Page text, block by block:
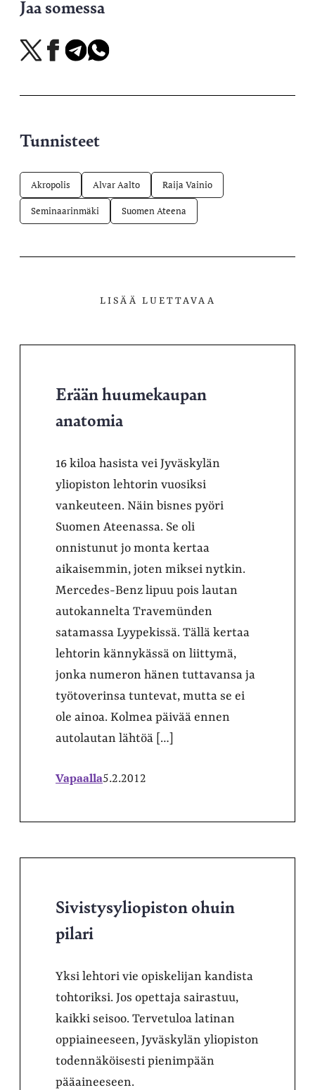
Jaa somessa
Jaa
X-
Jaa
Facebookissa
Jaa
Telegramissa
Jaa
WhatsAppissa
Tunnisteet
Akropolis Alvar Aalto Raija Vainio
Seminaarinmäki Suomen Ateena
LISÄÄ LUETTAVAA
Erään huumekaupan
anatomia
16 kiloa hasista vei Jyväskylän
yliopiston lehtorin vuosiksi
vankeuteen. Näin bisnes pyöri
Suomen Ateenassa. Se oli
onnistunut jo monta kertaa
aikaisemmin, joten miksei nytkin.
Mercedes-Benz lipuu pois lautan
autokannelta Travemünden
satamassa Lyypekissä. Tällä kertaa
lehtorin kännykässä on liittymä,
jonka numeron hänen tuttavansa ja
työtoverinsa tuntevat, mutta se ei
ole ainoa. Kolmea päivää ennen
autolautan lähtöä […]
Vapaalla5.2.2012
Sivistysyliopiston ohuin
pilari
Yksi lehtori vie opiskelijan kandista
tohtoriksi. Jos opettaja sairastuu,
kaikki seisoo. Tervetuloa latinan
oppiaineeseen, Jyväskylän yliopiston
todennäköisesti pienimpään
pääaineeseen.